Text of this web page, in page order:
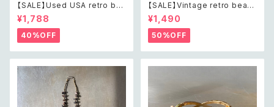
【SALE】Used USA retro bot
anical flower salopette sh
ort pants レトロ アメリカ ユー
ズド 古着 ライトグリーン ボタニ
カル フラワー サロペット ショー
トパンツ
¥1,788
40%OFF
【SALE】Vintage retro bead
s embroidery navy blue po
uch レトロ ヴィンテージ ホワイ
ト ビーズ刺繍 ネイビー 紺色 ポ
ーチ
¥1,490
50%OFF